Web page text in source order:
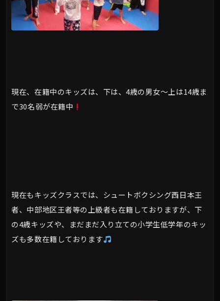
現在、在籍中のキッズは、下は、4歳の男女～上は14歳ま
で30名弱が在籍中
現在もキッズクラスでは、シュートボクシング西日本王
者、中部地区王者等の上級者も在籍しておりますが、下
の4歳キッズや、まだまだ入り立ての小学生低学年のキッ
ズも多数在籍しております